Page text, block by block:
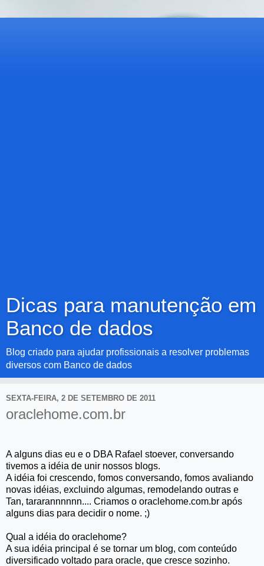
Dicas para manutenção em
Banco de dados
Blog criado para ajudar profissionais a resolver problemas
diversos com Banco de dados
SEXTA-FEIRA, 2 DE SETEMBRO DE 2011
oraclehome.com.br
A alguns dias eu e o DBA Rafael stoever, conversando
tivemos a idéia de unir nossos blogs.
A idéia foi crescendo, fomos conversando, fomos avaliando
novas idéias, excluindo algumas, remodelando outras e
Tan, tararannnnnn.... Criamos o oraclehome.com.br após
alguns dias para decidir o nome. ;)
Qual a idéia do oraclehome?
A sua idéia principal é se tornar um blog, com conteúdo
diversificado voltado para oracle, que cresce sozinho.